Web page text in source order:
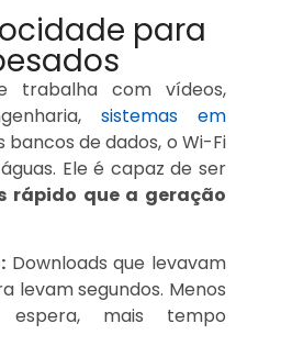
para
trabalha com vídeos,
sistemas em
bancos de dados, o Wi-Fi
Ele é capaz de ser
rápido que a geração
Downloads que levavam
levam segundos. Menos
mais tempo